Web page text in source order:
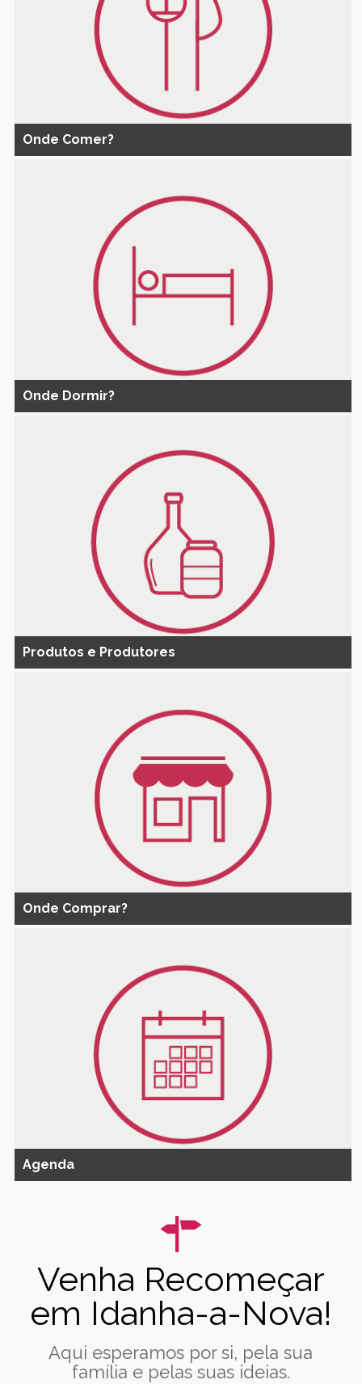
Onde Comer?
Onde Dormir?
Produtos e Produtores
Onde Comprar?
Agenda
Venha Recomeçar
em Idanha-a-Nova!
Aqui esperamos por si, pela sua
família e pelas suas ideias.